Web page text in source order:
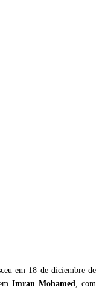
em 18 de diciembre de
Imran Mohamed, com